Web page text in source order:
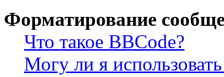
Форматирование
Что такое BBCode?
Могу ли я